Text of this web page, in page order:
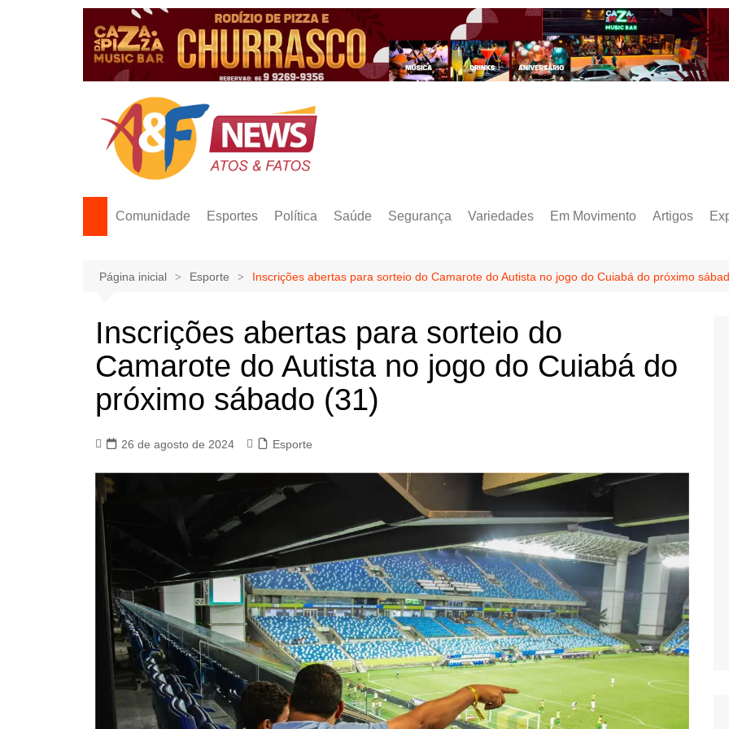
Comunidade Esportes Política Saúde Segurança Variedades Em Movimento Artigos
Página inicial Esporte Inscrições abertas para sorteio do Camarote do Autista no jogo do Cuiabá do próximo
Inscrições abertas para sorteio do
Camarote do Autista no jogo do Cuiabá do
próximo sábado (31)
26 de agosto de 2024 Esporte